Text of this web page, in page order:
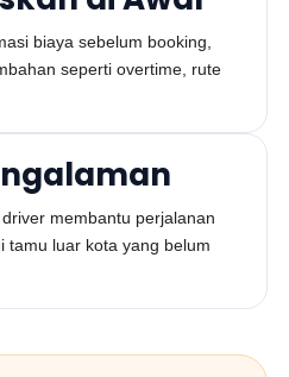
biaya sebelum booking,
seperti overtime, rute
membantu perjalanan
tamu luar kota yang belum